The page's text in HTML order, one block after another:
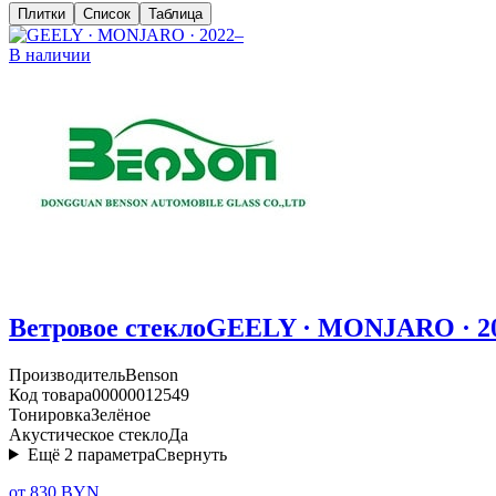
Плитки Список Таблица
В наличии
Ветровое стеклоGEELY · MONJARO ·
ПроизводительBenson
Код товара00000012549
ТонировкаЗелёное
Акустическое стеклоДа
Ещё 2 параметраСвернуть
от 830 BYN